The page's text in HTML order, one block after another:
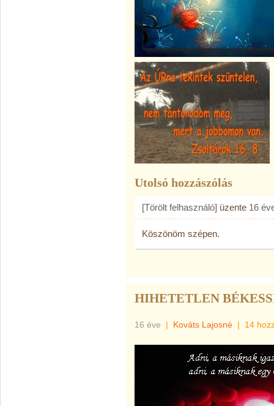
Utolsó hozzászólás
[Törölt felhasználó] üzente 16
Köszönöm szépen.
HIHETETLEN
16 éve | Kováts Lajosné | 14